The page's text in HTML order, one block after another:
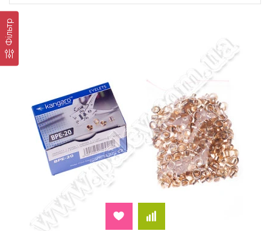
магазині «Палей»
ручний заклепник. На відміну від простого
дироколу або степлера він дозволяє домогтися
типографської якості прошивки.
Ручний заклепник - зручність і
функціональність
Пристосування призначене для
перфорування листів і установки люверса
(заклепок). Залежно від моделі та потужності
пристрою воно підійде для підшивок різної
товщини. Ним обробляють папір і картон.
Найчастіше ручний заклепник купують для
інженерних проектів, нотаріально завірених
копій статутів та технічних паспортів. Все це
можна акуратно опрацювати з
допомогою заклепника.
Фільтр